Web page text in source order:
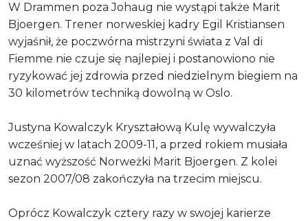
W Drammen poza Johaug nie wystąpi także Marit
Bjoergen. Trener norweskiej kadry Egil Kristiansen
wyjaśnił, że poczwórna mistrzyni świata z Val di
Fiemme nie czuje się najlepiej i postanowiono nie
ryzykować jej zdrowia przed niedzielnym biegiem na
30 kilometrów techniką dowolną w Oslo.
Justyna Kowalczyk Kryształową Kulę wywalczyła
wcześniej w latach 2009-11, a przed rokiem musiała
uznać wyższość Norweżki Marit Bjoergen. Z kolei
sezon 2007/08 zakończyła na trzecim miejscu.
Oprócz Kowalczyk cztery razy w swojej karierze